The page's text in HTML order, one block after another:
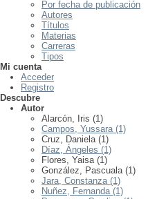
Por fecha de publicación
Autores
Títulos
Materias
Carreras
Tipos
Mi cuenta
Acceder
Registro
Descubre
Autor
Alarcón, Iris (1)
Campos, Yussara (1)
Cruz, Daniela (1)
Díaz, Ángeles (1)
Flores, Yaisa (1)
González, Pascuala (1)
Jara, Constanza (1)
Nuñez, Fernanda (1)